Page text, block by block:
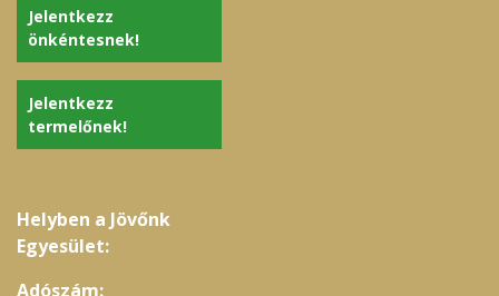
Jelentkezz
önkéntesnek!
Jelentkezz
termelőnek!
Helyben a Jövőnk
Egyesület:
Adószám: